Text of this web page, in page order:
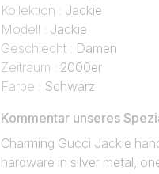
Kollektion : Jackie
Modell : Jackie
Geschlecht : Damen
Zeitraum : 2000er
Farbe : Schwarz
Kommentar unseres
Charming Gucci Jackie
hardware in silver metal,